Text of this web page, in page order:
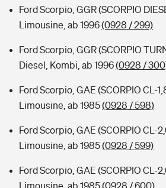
Tools
Kinderunfall-Check: Mehr Sicherheit für
Sie haben Fragen?
Ford Scorpio, GGR (SCORPIO
Limousine, ab 1996(0928 / 299)
Ford Scorpio, GGR (SCORPIO
Diesel, Kombi, ab 1996(0928 /
Ford Scorpio, GAE (SCORPIO CL-
Limousine, ab 1985(0928 / 598)
Ford Scorpio, GAE (SCORPIO CL-
Limousine, ab 1985(0928 / 599)
Ford Scorpio, GAE (SCORPIO CL-
Limousine, ab 1985(0928 / 600)